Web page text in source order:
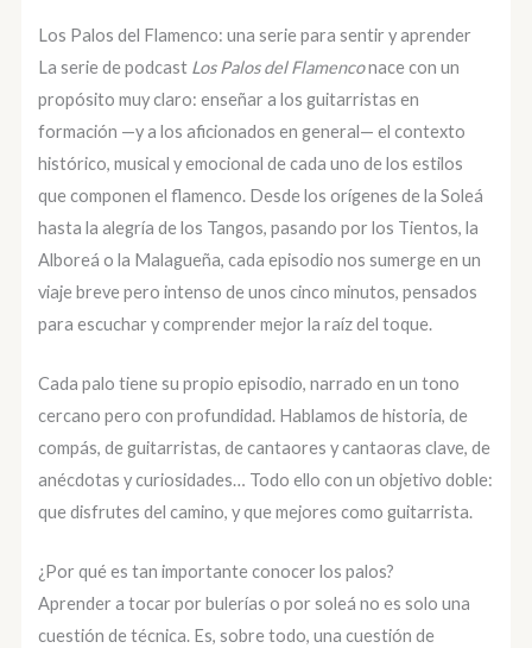
Los Palos del Flamenco: una serie para sentir y aprender
La serie de podcast Los Palos del Flamenconace con un
propósito muy claro: enseñar a los guitarristas en
formación —y a los aficionados en general— el contexto
histórico, musical y emocional de cada uno de los estilos
que componen el flamenco. Desde los orígenes de la Soleá
hasta la alegría de los Tangos, pasando por los Tientos, la
Alboreá o la Malagueña, cada episodio nos sumerge en un
viaje breve pero intenso de unos cinco minutos, pensados
para escuchar y comprender mejor la raíz del toque.
Cada palo tiene su propio episodio, narrado en un tono
cercano pero con profundidad. Hablamos de historia, de
compás, de guitarristas, de cantaores y cantaoras clave, de
anécdotas y curiosidades… Todo ello con un objetivo doble:
que disfrutes del camino, y que mejores como guitarrista.
¿Por qué es tan importante conocer los palos?
Aprender a tocar por bulerías o por soleá no es solo una
cuestión de técnica. Es, sobre todo, una cuestión de